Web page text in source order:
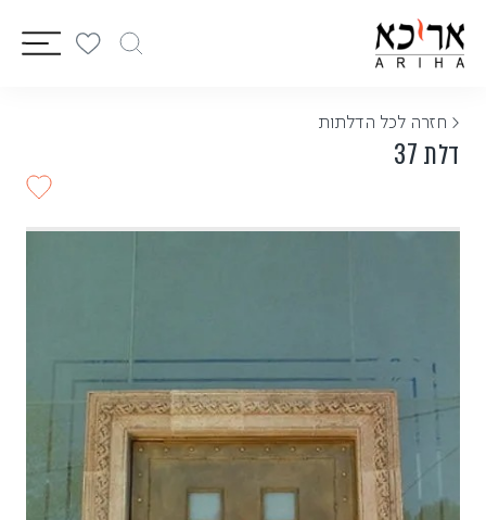
< חזרה לכל הדלתות
דלת 37